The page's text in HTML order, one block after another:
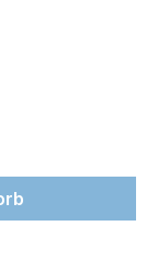
Wert